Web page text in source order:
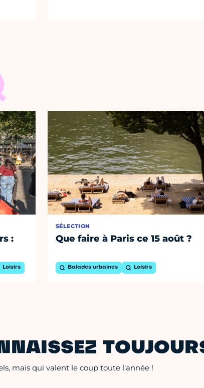
:
Loisirs
SÉLECTION
Que faire à Paris ce 15 août ?
Balades urbaines Loisirs
mais qui valent le coup toute l'année !